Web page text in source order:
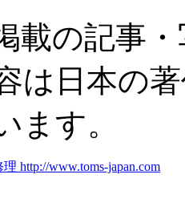
載の記事
は日本の
ます。
理 http://www.toms-japan.com